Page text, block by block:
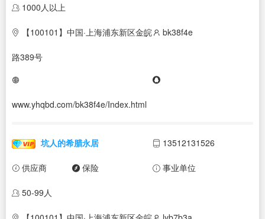
1000人以上
【100101】中国·上海浦东新区金皖
路389号
bk38f4e
www.yhqbd.com/bk38f4e/Index.html
坑人的希腊永居 13512131526
供应商 保险 事业单位
50-99人